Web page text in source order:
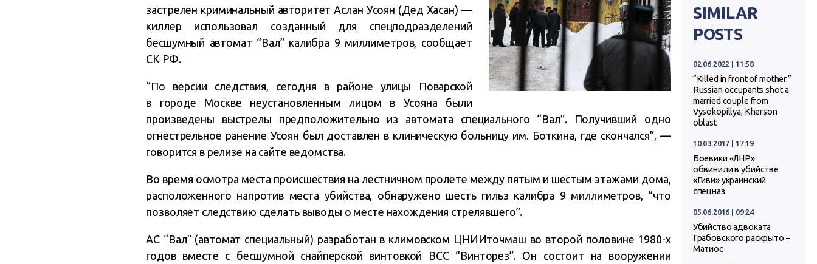
застрелен криминальный авторитет Аслан Усоян (Дед Хасан) —
киллер использовал созданный для спецподразделений
бесшумный автомат “Вал” калибра 9 миллиметров, сообщает
СК РФ.
“По версии следствия, сегодня в районе улицы Поварской
в городе Москве неустановленным лицом в Усояна были
произведены выстрелы предположительно из автомата специального “Вал”. Получивший одно
огнестрельное ранение Усоян был доставлен в клиническую больницу им. Боткина, где скончался”, —
говорится в релизе на сайте ведомства.
Во время осмотра места происшествия на лестничном пролете между пятым и шестым этажами дома,
расположенного напротив места убийства, обнаружено шесть гильз калибра 9 миллиметров, “что
позволяет следствию сделать выводы о месте нахождения стрелявшего”.
АС “Вал” (автомат специальный) разработан в климовском ЦНИИточмаш во второй половине 1980-х
годов вместе с бесшумной снайперской винтовкой ВСС “Винторез”. Он состоит на вооружении
SIMILAR
POSTS
02.06.2022 | 11:58
”Killed in front of mother.”
Russian occupants shot a
married couple from
Vysokopillya, Kherson
oblast
10.03.2017 | 17:19
Боевики «ЛНР»
обвинили в убийстве
«Гиви» украинский
спецназ
05.06.2016 | 09:24
Убийство адвоката
Грабовского раскрыто –
Матиос